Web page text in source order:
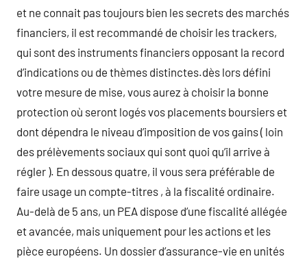
et ne connait pas toujours bien les secrets des marchés
financiers, il est recommandé de choisir les trackers,
qui sont des instruments financiers opposant la record
d’indications ou de thèmes distinctes.dès lors défini
votre mesure de mise, vous aurez à choisir la bonne
protection où seront logés vos placements boursiers et
dont dépendra le niveau d’imposition de vos gains ( loin
des prélèvements sociaux qui sont quoi qu’il arrive à
régler ). En dessous quatre, il vous sera préférable de
faire usage un compte-titres , à la fiscalité ordinaire.
Au-delà de 5 ans, un PEA dispose d’une fiscalité allégée
et avancée, mais uniquement pour les actions et les
pièce européens. Un dossier d’assurance-vie en unités